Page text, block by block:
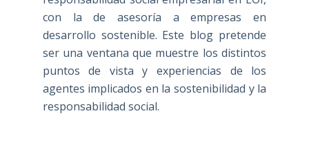
con la de asesoría a empresas en
desarrollo sostenible. Este blog pretende
ser una ventana que muestre los distintos
puntos de vista y experiencias de los
agentes implicados en la sostenibilidad y la
responsabilidad social.